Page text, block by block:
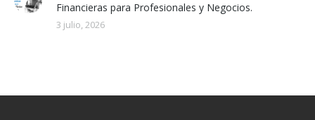
Financieras para Profesionales y Negocios.
3 julio, 2026